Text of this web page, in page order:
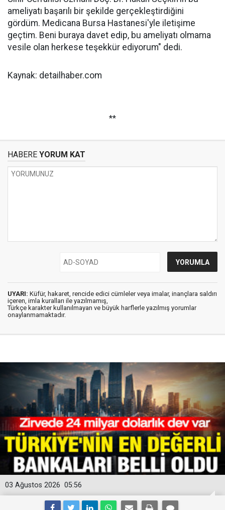
ameliyatı başarılı bir şekilde gerçekleştirdiğini
gördüm. Medicana Bursa Hastanesi'yle iletişime
geçtim. Beni buraya davet edip, bu ameliyatı olmama
vesile olan herkese teşekkür ediyorum" dedi.
Kaynak: detailhaber.com
**
HABERE YORUM KAT
UYARI: Küfür, hakaret, rencide edici cümleler veya imalar, inançlara saldırı
içeren, imla kuralları ile yazılmamış,
Türkçe karakter kullanılmayan ve büyük harflerle yazılmış yorumlar
onaylanmamaktadır.
05:56
03 Ağustos 2026